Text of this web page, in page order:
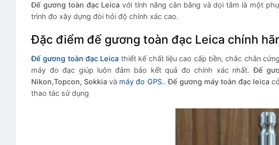
Đế gương toàn đạc Leica với tính năng cân bằng và dọi tâm là một
trình đo xây dựng đòi hỏi độ chính xác cao.
Đặc điểm đế gương toàn đạc Leica chính
Đế gương toàn đạc Leica thiết kế chất liệu cao cấp bền, chắc chắn
máy đo đạc giúp luôn đảm bảo kết quả đo chính xác nhất.Đế
Nikon,Topcon, Sokkia và máy đo GPS..Đế gương máy toàn đạc leica
thao tác sử dụng